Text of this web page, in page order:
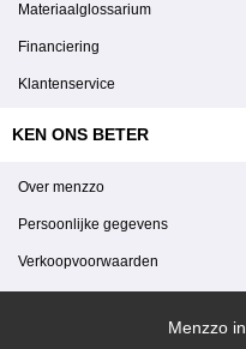
Materiaalglossarium
Financiering
Klantenservice
KEN ONS BETER
Over menzzo
Persoonlijke gegevens
Verkoopvoorwaarden
Menzzo